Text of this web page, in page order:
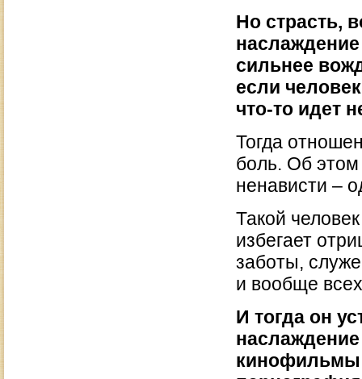
Но страсть,
сильнее
если
что-то идет
Тогда
боль. Об
ненависти –
Такой
избегает
заботы,
и вообще
И тогда он
кинофильмы